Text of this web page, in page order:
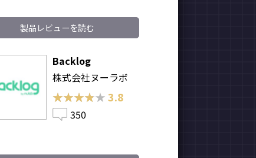
製品レビューを読む
Backlog
株式会社ヌーラボ
★★★★★
★★★★★3.8
350